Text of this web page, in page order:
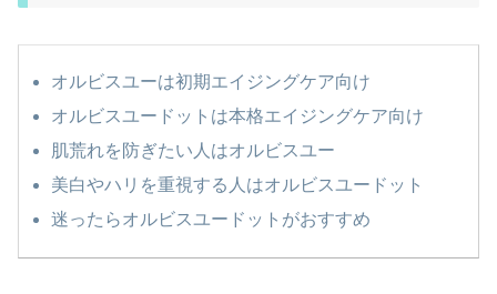
オルビスユーは初期エイジングケア向け
オルビスユードットは本格エイジングケア向け
肌荒れを防ぎたい人はオルビスユー
美白やハリを重視する人はオルビスユードット
迷ったらオルビスユードットがおすすめ